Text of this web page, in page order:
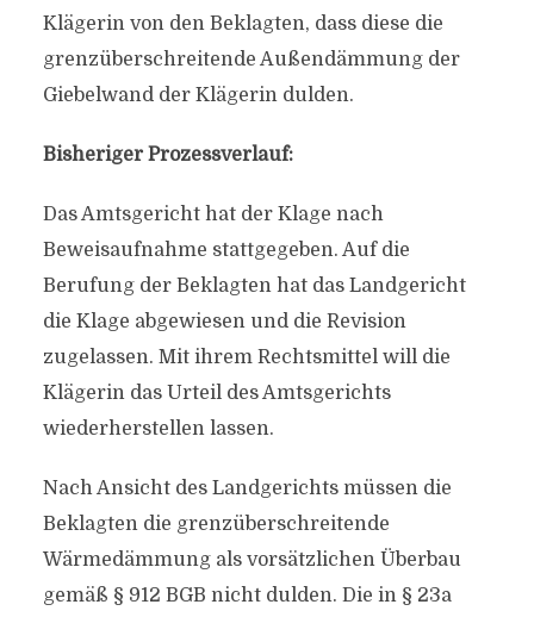
Klägerin von den Beklagten, dass diese die
grenzüberschreitende Außendämmung der
Giebelwand der Klägerin dulden.
Bisheriger Prozessverlauf:
Das Amtsgericht hat der Klage nach
Beweisaufnahme stattgegeben. Auf die
Berufung der Beklagten hat das Landgericht
die Klage abgewiesen und die Revision
zugelassen. Mit ihrem Rechtsmittel will die
Klägerin das Urteil des Amtsgerichts
wiederherstellen lassen.
Nach Ansicht des Landgerichts müssen die
Beklagten die grenzüberschreitende
Wärmedämmung als vorsätzlichen Überbau
gemäß § 912 BGB nicht dulden. Die in § 23a